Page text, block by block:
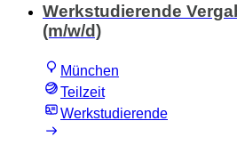
Werkstudierende
(m/w/d)
München
Teilzeit
Werkstudierende